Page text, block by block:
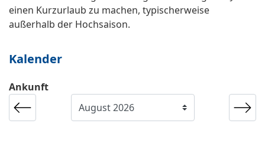
einen Kurzurlaub zu machen, typischerweise
außerhalb der Hochsaison.
Kalender
Ankunft